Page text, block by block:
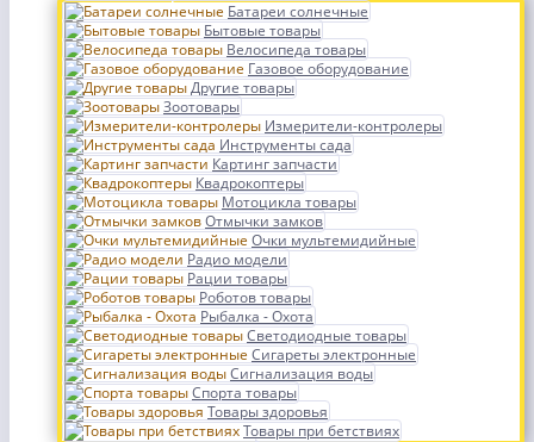
Батареи солнечные
Бытовые товары
Велосипеда товары
Газовое оборудование
Другие товары
Зоотовары
Измерители-контролеры
Инструменты сада
Картинг запчасти
Квадрокоптеры
Мотоцикла товары
Отмычки замков
Очки мультемидийные
Радио модели
Рации товары
Роботов товары
Рыбалка - Охота
Светодиодные товары
Сигареты электронные
Сигнализация воды
Спорта товары
Товары здоровья
Товары при бетствиях